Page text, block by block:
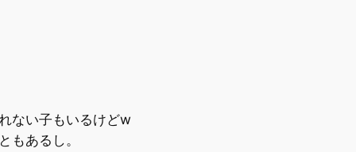
ない子もいるけどw
もあるし。